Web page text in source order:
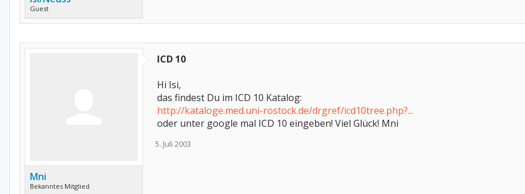
Guest
Mni
Bekanntes Mitglied
ICD 10
Hi Isi,
das findest Du im ICD 10 Katalog:
http://kataloge.med.uni-rostock.de/drgref/icd10tree.php?...
oder unter google mal ICD 10 eingeben! Viel Glück! Mni
5. Juli 2003